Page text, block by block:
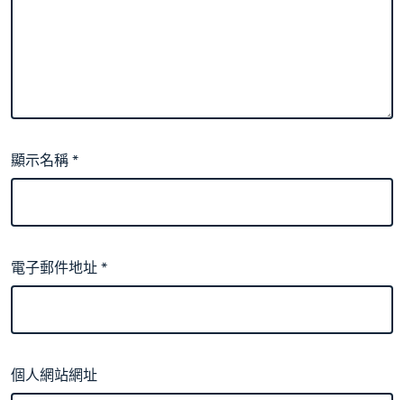
顯示名稱*
電子郵件地址*
個人網站網址